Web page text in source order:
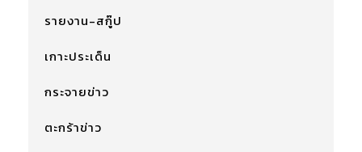
รายงาน-สกู๊ป
เกาะประเด็น
กระจายข่าว
ตะกร้าข่าว